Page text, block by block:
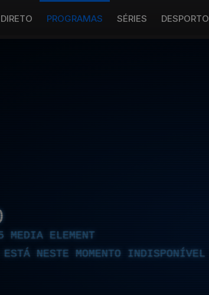
DIRETO PROGRAMAS SÉRIES DESPORTO
MEDIA ELEMENT
ESTÁ NESTE MOMENTO INDISPONÍVEL